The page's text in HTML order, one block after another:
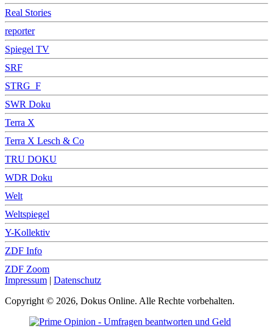
Real Stories
reporter
Spiegel TV
SRF
STRG_F
SWR Doku
Terra X
Terra X Lesch & Co
TRU DOKU
WDR Doku
Welt
Weltspiegel
Y-Kollektiv
ZDF Info
ZDF Zoom
Impressum | Datenschutz
Copyright © 2026, Dokus Online. Alle Rechte vorbehalten.